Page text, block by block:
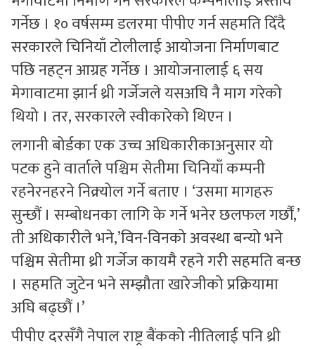
गर्नेछ । १० वर्षसम्म डलरमा पीपीए गर्न सहमति दिँदै
सरकारले चिनियाँ टोलीलाई आयोजना निर्माणबाट
पछि नहट्न आग्रह गर्नेछ । आयोजनालाई ६ सय
मेगावाटमा झार्न थ्री गर्जेजले यसअघि नै माग गरेको
थियो । तर, सरकारले स्वीकारेको थिएन ।
लगानी बोर्डका एक उच्च अधिकारीकाअनुसार यो
पटक हुने वार्ताले पश्चिम सेतीमा चिनियाँ कम्पनी
रहनेरनहरने निक्र्योल गर्ने बताए । ‘उसमा मागहरु
सुन्छौं । सम्बोधनका लागि के गर्ने भनेर छलफल गर्छौं,’
ती अधिकारीले भने,’विन-विनको अवस्था बन्यो भने
पश्चिम सेतीमा थ्री गर्जेज कायमै रहने गरी सहमति बन्छ
। सहमति जुटेन भने सम्झौता खारेजीको प्रक्रियामा
अघि बढ्छौं ।’
पीपीए दरसँगै नेपाल राष्ट्र बैंकको नीतिलाई पनि थ्री